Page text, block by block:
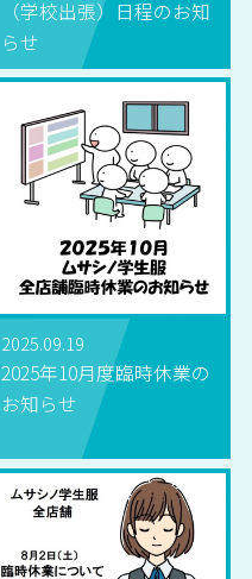
（学校出張）日程のお知
らせ
2025.09.19
2025年10月度臨時休業の
お知らせ